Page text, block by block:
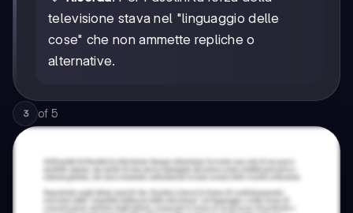
televisione stava nel "linguaggio delle
cose" che non ammette repliche o
alternative.
3 of 5